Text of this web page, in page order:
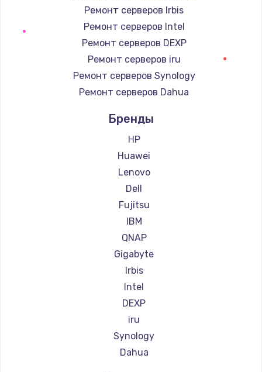
Замена контроллера питания
1490 руб.
Заказать
Замена южного моста
Заказать
Чистка от пыли
990 руб.
Заказать
Настройка ОС
1090 руб.
Заказать
Ремонт подсветки
1200 руб.
Заказать
Настройка BIOS
Ремонт серверов Irbis
Ремонт серверов Intel
Ремонт серверов DEXP
Ремонт серверов iru
Ремонт серверов Synology
Ремонт серверов Dahua
Бренды
HP
Huawei
Lenovo
Dell
Fujitsu
IBM
QNAP
Gigabyte
Irbis
Intel
DEXP
iru
Synology
Dahua